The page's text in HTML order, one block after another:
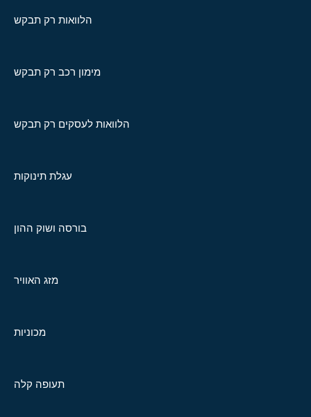
הלוואות רק תבקש
מימון רכב רק תבקש
הלוואות לעסקים רק תבקש
עגלת תינוקות
בורסה ושוק ההון
מזג האוויר
מכוניות
תעופה קלה